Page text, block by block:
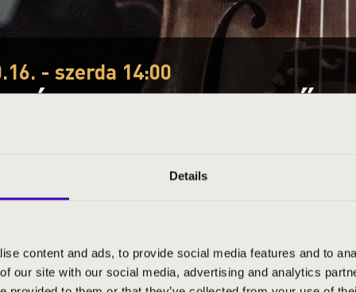
Details
content and ads, to provide social media features and to
our site with our social media, advertising and analytics
- szerda 14:00
– PEST - 1.
JEGYÁRAK